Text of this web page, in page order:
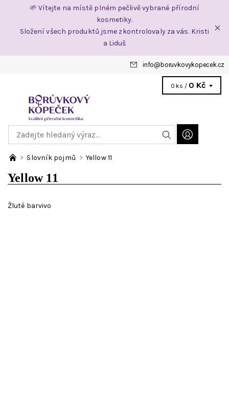
🌱 Vítejte na místě plném pečlivě vybrané přírodní
kosmetiky.
Složení všech produktů jsme zkontrolovaly za vás. Kristi
a Liduš
info@ boruvkovykopecek.cz
0 ks / 0 Kč
Slovník pojmů Yellow 11
Yellow 11
Žluté barvivo